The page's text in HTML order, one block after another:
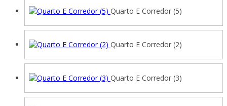
Quarto E Corredor (5)
Quarto E Corredor (2)
Quarto E Corredor (3)